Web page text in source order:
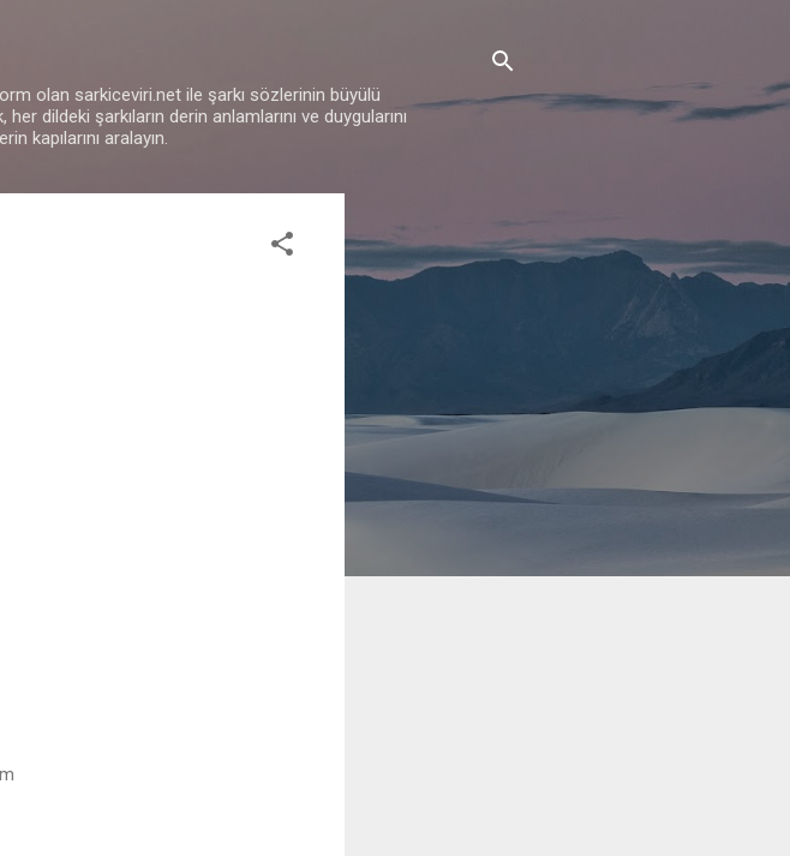
olan sarkiceviri.net ile şarkı sözlerinin büyülü
dildeki şarkıların derin anlamlarını ve duygularını
kapılarını aralayın.